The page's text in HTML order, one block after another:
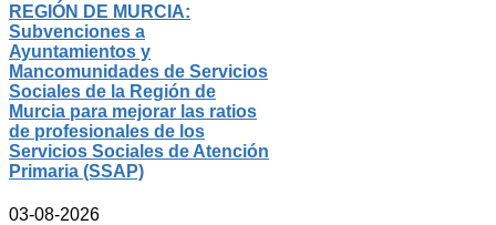
REGIÓN DE MURCIA:
Subvenciones a
Ayuntamientos y
Mancomunidades de Servicios
Sociales de la Región de
Murcia para mejorar las ratios
de profesionales de los
Servicios Sociales de Atención
Primaria (SSAP)
03-08-2026